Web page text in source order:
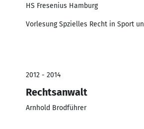
HS Fresenius Hamburg
Vorlesung Spzielles Recht in Sport
2012 - 2014
Rechtsanwalt
Arnhold Brodführer